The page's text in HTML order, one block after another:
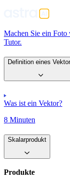
Machen Sie ein
Tutor.
Definition eines
Was ist ein Vektor?
8 Minuten
Skalarprodukt
Produkte